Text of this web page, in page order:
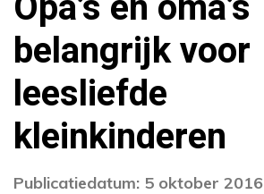
belangrijk voor
leesliefde
kleinkinderen
Publicatiedatum: 5 oktober 2016